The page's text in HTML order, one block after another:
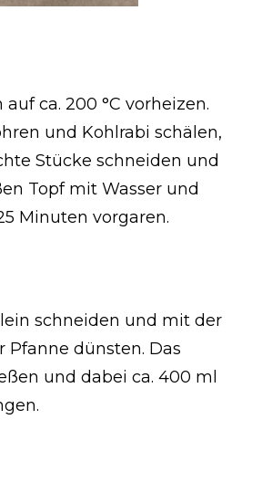
ca. 200 °C vorheizen.
und Kohlrabi schälen,
Stücke schneiden und
Topf mit Wasser und
Minuten vorgaren.
schneiden und mit der
Pfanne dünsten. Das
und dabei ca. 400 ml